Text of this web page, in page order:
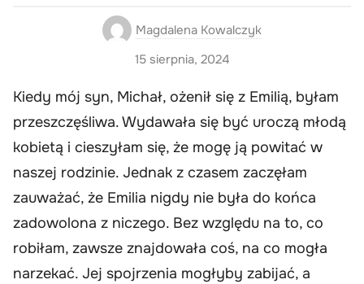
Magdalena Kowalczyk
15 sierpnia, 2024
Kiedy mój syn, Michał, ożenił się z Emilią, byłam
przeszczęśliwa. Wydawała się być uroczą młodą
kobietą i cieszyłam się, że mogę ją powitać w
naszej rodzinie. Jednak z czasem zaczęłam
zauważać, że Emilia nigdy nie była do końca
zadowolona z niczego. Bez względu na to, co
robiłam, zawsze znajdowała coś, na co mogła
narzekać. Jej spojrzenia mogłyby zabijać, a